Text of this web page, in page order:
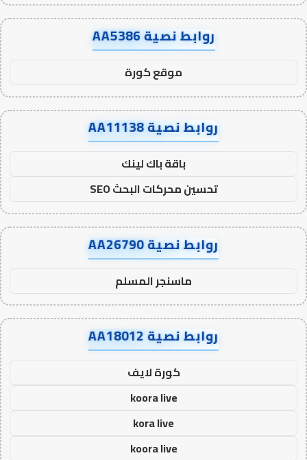
روابط نصية AA5386
موقع كورة
روابط نصية AA11138
باقة باك لينك
تحسين محركات البحث SEO
روابط نصية AA26790
ماسنجر المسلم
روابط نصية AA18012
كورة لايف
koora live
kora live
koora live